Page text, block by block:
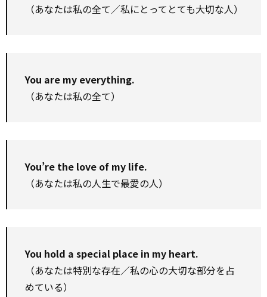
（あなたは私の全て／私にとってとても大切な人）
You are my everything.
（あなたは私の全て）
You’re the love of my life.
（あなたは私の人生で最愛の人）
You hold a special place in my heart.
（あなたは特別な存在／私の心の大切な部分を占
めている）